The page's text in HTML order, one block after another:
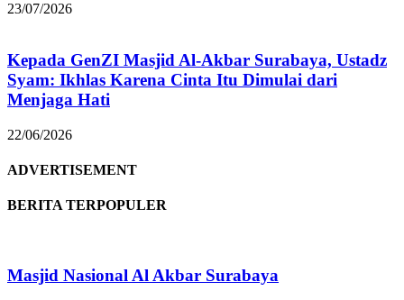
23/07/2026
Kepada GenZI Masjid Al-Akbar Surabaya, Ustadz
Syam: Ikhlas Karena Cinta Itu Dimulai dari
Menjaga Hati
22/06/2026
ADVERTISEMENT
BERITA TERPOPULER
Masjid Nasional Al Akbar Surabaya